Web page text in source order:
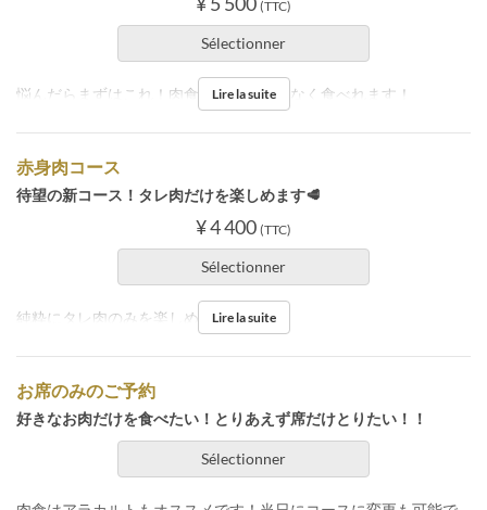
(TTC)
Sélectionner
悩んだらまずはこれ！肉食のお肉を満遍なく食べれます！
Lire la suite
赤身肉コース
待望の新コース！タレ肉だけを楽しめます🥩
¥ 4 400 (TTC)
Sélectionner
純粋にタレ肉のみを楽しめるコース。
Lire la suite
お席のみのご予約
好きなお肉だけを食べたい！とりあえず席だけとりたい！！
Sélectionner